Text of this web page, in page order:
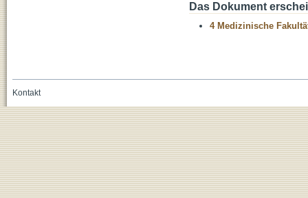
Das Dokument
4 Medizinische
Kontakt